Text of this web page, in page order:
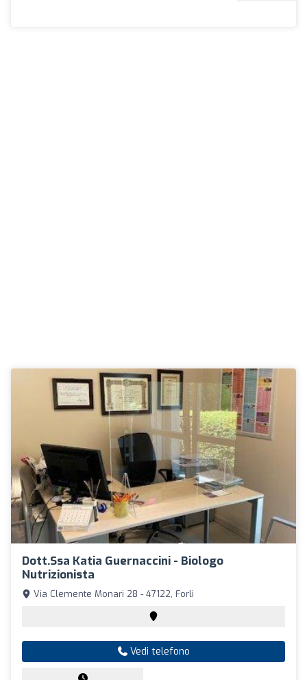
Dott.ssa Katia Guernaccini - Biologo
Nutrizionista
Via Clemente Monari 28 - 47122, Forlì
Vedi telefono